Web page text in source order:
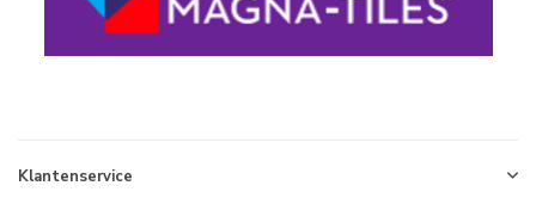
Klantenservice